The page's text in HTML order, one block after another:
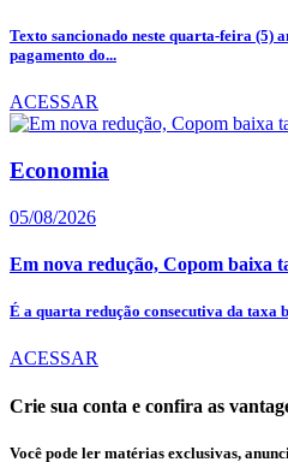
Texto sancionado neste quarta-feira (5)
pagamento do...
ACESSAR
Economia
05/08/2026
Em nova redução, Copom baixa
É a quarta redução consecutiva da taxa
ACESSAR
Crie sua conta e confira as
Você pode ler matérias exclusivas,